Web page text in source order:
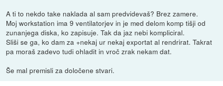
A ti to nekdo take naklada al sam predvidevaš? Brez zamere.
Moj workstation ima 9 ventilatorjev in je med delom komp tišji od
zunanjega diska, ko zapisuje. Tak da jaz nebi kompliciral.
Sliši se ga, ko dam za +nekaj ur nekaj exportat al rendrirat. Takrat
pa moraš zadevo tudi ohladit in vroč zrak nekam dat.
Še mal premisli za določene stvari.